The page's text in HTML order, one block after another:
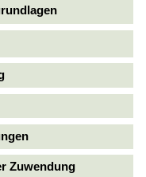
Zuwendung